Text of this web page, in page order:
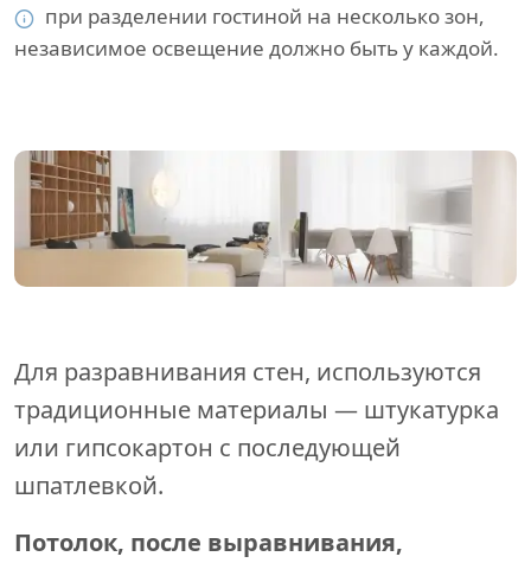
при разделении гостиной на несколько зон,
независимое освещение должно быть у каждой.
Для разравнивания стен, используются
традиционные материалы — штукатурка
или гипсокартон с последующей
шпатлевкой.
Потолок, после выравнивания,